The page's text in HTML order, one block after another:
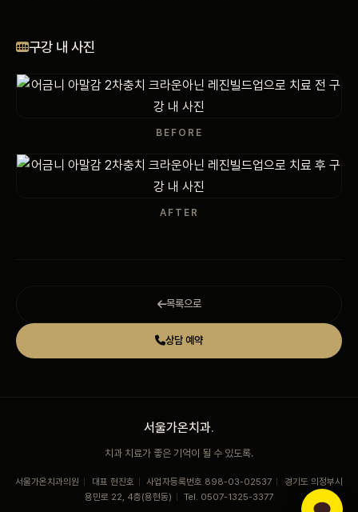
구강 내 사진
BEFORE
AFTER
목록으로
상담 예약
서울가온치과.
치과 치료가 좋은 기억이 될 수 있도록.
서울가온치과의원 대표 현진호 사업자등록번호 898-03-02537
경기도 의정부시
용민로 22, 4층(용현동)
Tel. 0507-1325-3377